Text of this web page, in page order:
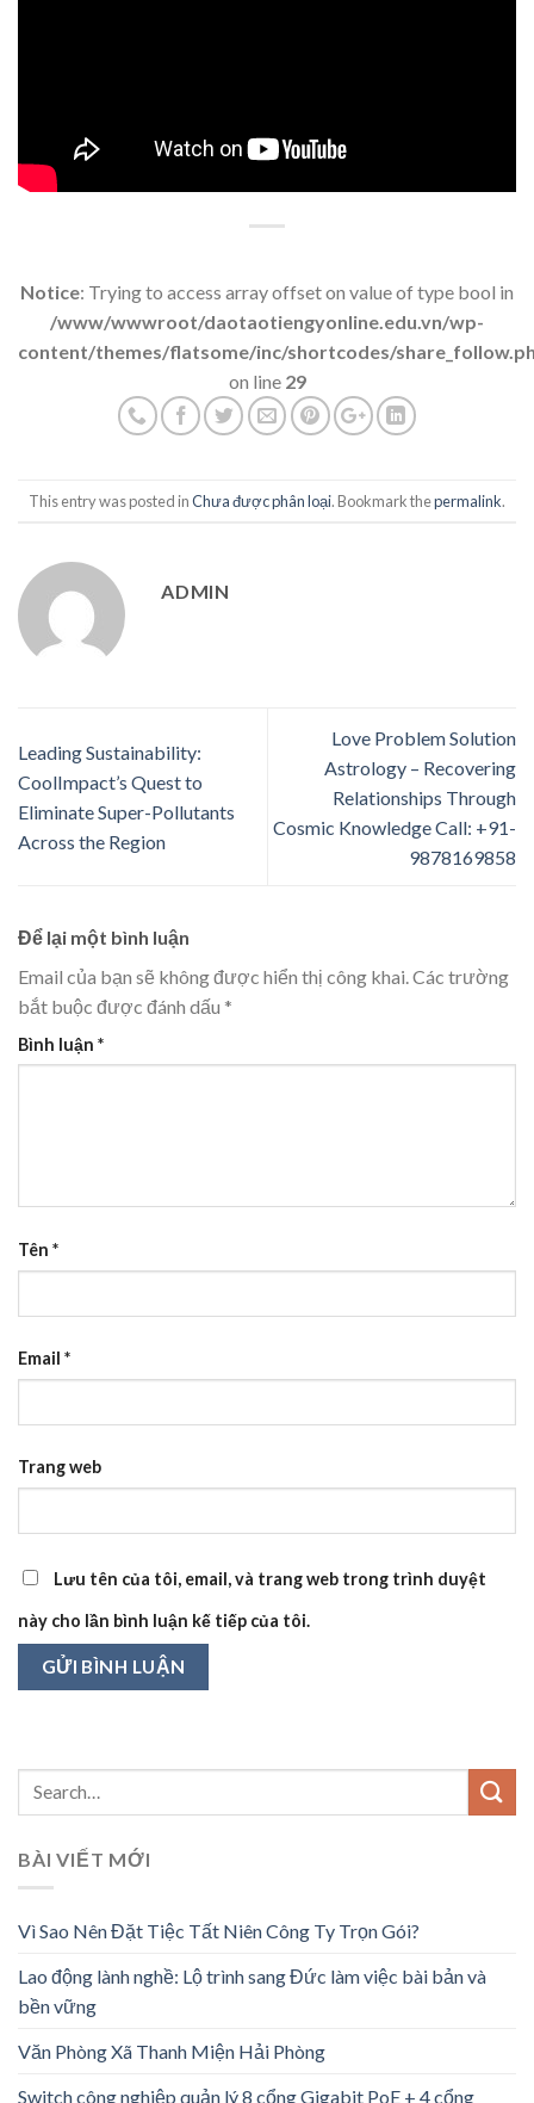
Notice: Trying to access array offset on value of type bool in
/www/wwwroot/daotaotiengyonline.edu.vn/wp-
content/themes/flatsome/inc/shortcodes/
on line 29
This entry was posted inChưa được phân loại. Bookmark thepermalink.
ADMIN
Leading Sustainability:
CoolImpact’s Quest to
Eliminate Super-Pollutants
Across the Region
Love Problem Solution
Astrology – Recovering
Relationships Through
Cosmic Knowledge Call: +91-
9878169858
Để lại một bình luận
Email của bạn sẽ không được hiển thị công khai. Các trường
bắt buộc được đánh dấu *
Bình luận *
Tên *
Email *
Trang web
Lưu tên của tôi, email, và trang web trong trình duyệt
này cho lần bình luận kế tiếp của tôi.
BÀI VIẾT MỚI
Vì Sao Nên Đặt Tiệc Tất Niên Công Ty Trọn Gói?
Lao động lành nghề: Lộ trình sang Đức làm việc bài bản và
bền vững
Văn Phòng Xã Thanh Miện Hải Phòng
Switch công nghiệp quản lý 8 cổng Gigabit PoE + 4 cổng